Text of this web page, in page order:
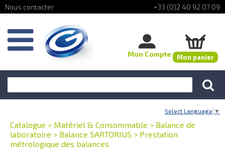
+33 (0)2 40 92 07 09
Mon Compte Mon panier
Select Language ▼
Catalogue > Matériel & Consommable > Balance de
laboratoire > Balance SARTORIUS > Prestation
métrologique des balances